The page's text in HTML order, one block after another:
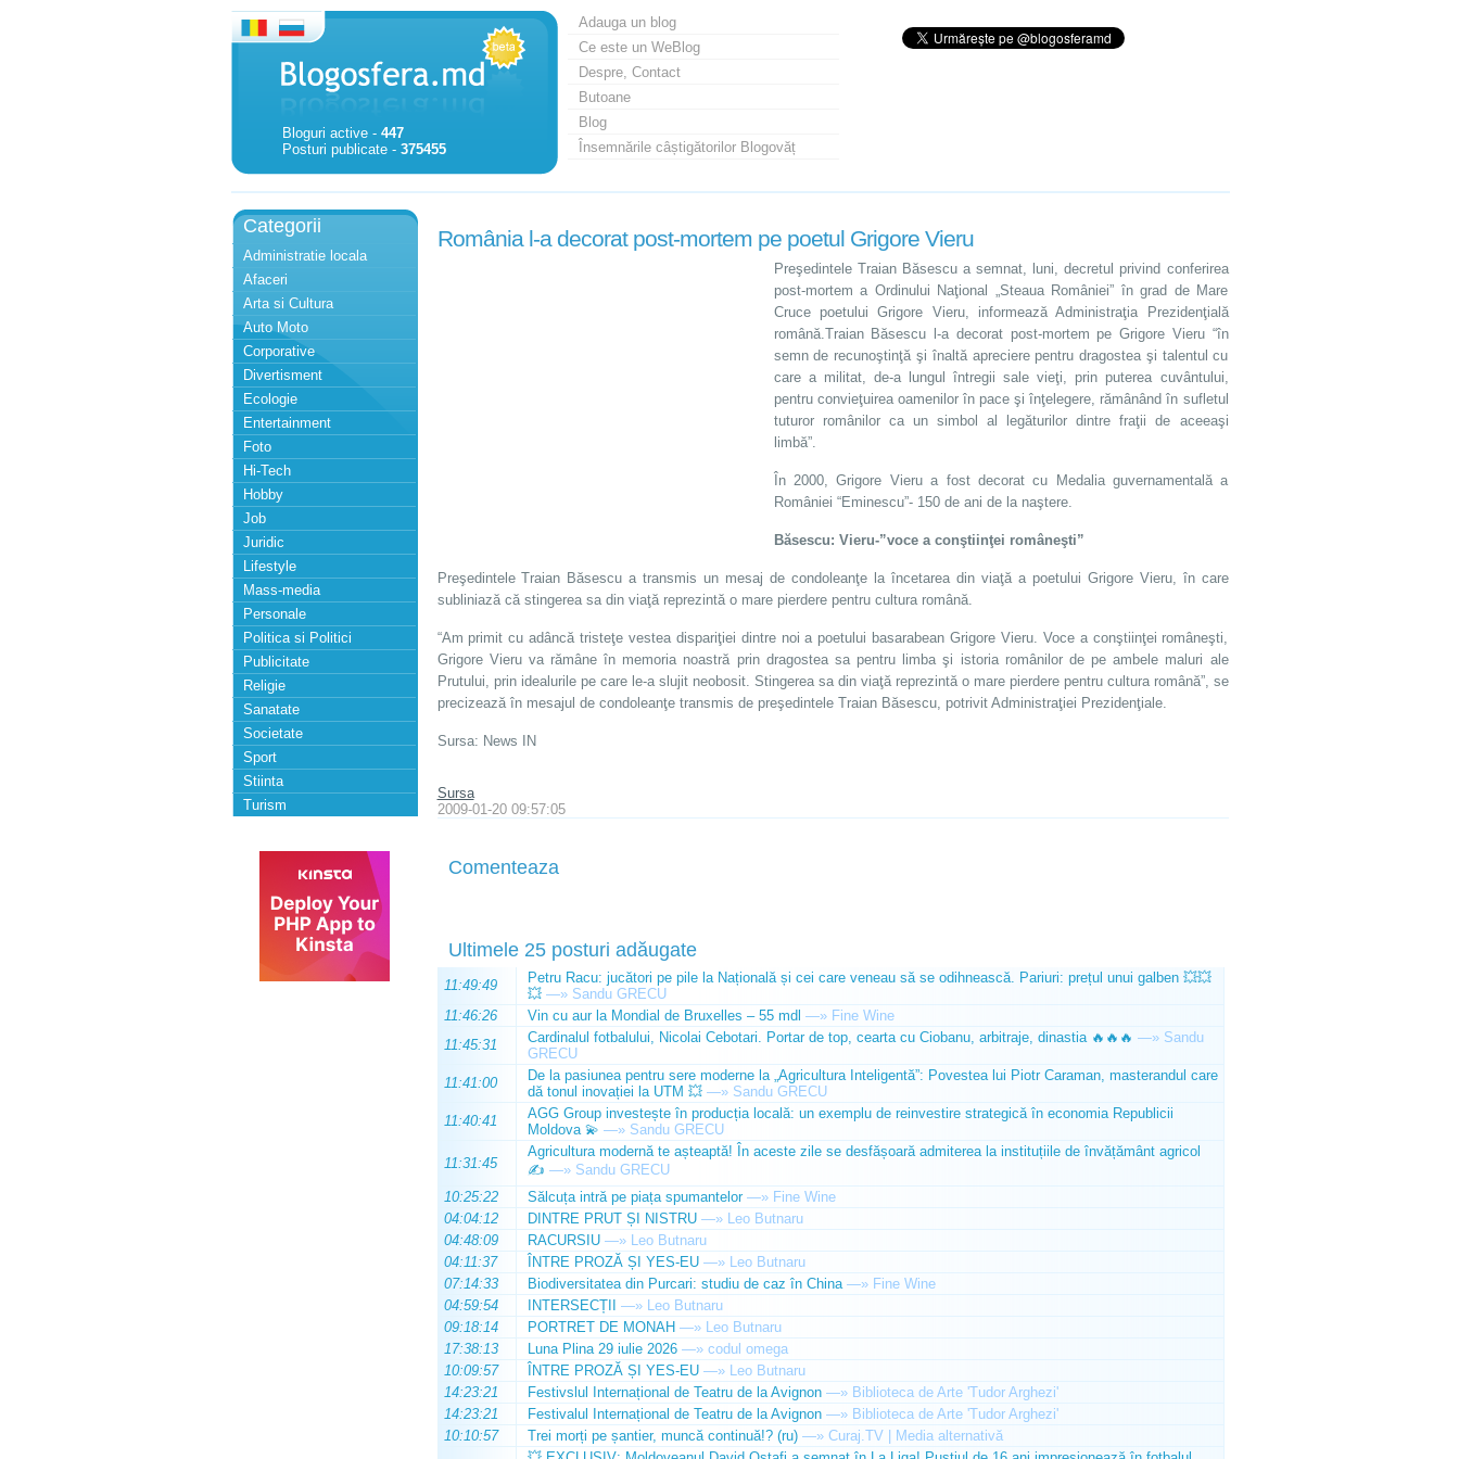
Bloguri active - 447
Posturi publicate - 375455
Adauga un blog
Ce este un WeBlog
Despre, Contact
Butoane
Blog
Însemnările câștigătorilor Blogovăț
Categorii
Administratie locala
Afaceri
Arta si Cultura
Auto Moto
Corporative
Divertisment
Ecologie
Entertainment
Foto
Hi-Tech
Hobby
Job
Juridic
Lifestyle
Mass-media
Personale
Politica si Politici
Publicitate
Religie
Sanatate
Societate
Sport
Stiinta
Turism
România l-a decorat post-mortem pe poetul Grigore Vieru
Preşedintele Traian Băsescu a semnat, luni, decretul privind conferirea
post-mortem a Ordinului Naţional „Steaua României” în grad de Mare
Cruce poetului Grigore Vieru, informează Administraţia Prezidenţială
română.Traian Băsescu l-a decorat post-mortem pe Grigore Vieru “în
semn de recunoştinţă şi înaltă apreciere pentru dragostea şi talentul cu
care a militat, de-a lungul întregii sale vieţi, prin puterea cuvântului,
pentru convieţuirea oamenilor în pace şi înţelegere, rămânând în sufletul
tuturor românilor ca un simbol al legăturilor dintre fraţii de aceeaşi
limbă”.
În 2000, Grigore Vieru a fost decorat cu Medalia guvernamentală a
României “Eminescu”- 150 de ani de la naştere.
Băsescu: Vieru-”voce a conştiinţei româneşti”
Preşedintele Traian Băsescu a transmis un mesaj de condoleanţe la încetarea din viaţă a poetului Grigore Vieru, în care
subliniază că stingerea sa din viaţă reprezintă o mare pierdere pentru cultura română.
“Am primit cu adâncă tristeţe vestea dispariţiei dintre noi a poetului basarabean Grigore Vieru. Voce a conştiinţei româneşti,
Grigore Vieru va rămâne în memoria noastră prin dragostea sa pentru limba şi istoria românilor de pe ambele maluri ale
Prutului, prin idealurile pe care le-a slujit neobosit. Stingerea sa din viaţă reprezintă o mare pierdere pentru cultura română”, se
precizează în mesajul de condoleanţe transmis de preşedintele Traian Băsescu, potrivit Administraţiei Prezidenţiale.
Sursa: News IN
Sursa
2009-01-20 09:57:05
Comenteaza
Ultimele 25 posturi adăugate
11:49:49
Petru Racu: jucători pe pile la Națională și cei care veneau să se odihnească. Pariuri: prețul unui galben 💥💥
💥 —» Sandu GRECU
11:46:26
Vin cu aur la Mondial de Bruxelles – 55 mdl —» Fine Wine
11:45:31
Cardinalul fotbalului, Nicolai Cebotari. Portar de top, cearta cu Ciobanu, arbitraje, dinastia 🔥🔥🔥 —» Sandu
GRECU
11:41:00
De la pasiunea pentru sere moderne la „Agricultura Inteligentă”: Povestea lui Piotr Caraman, masterandul care
dă tonul inovației la UTM 💥 —» Sandu GRECU
11:40:41
AGG Group investește în producția locală: un exemplu de reinvestire strategică în economia Republicii
Moldova 💫 —» Sandu GRECU
11:31:45
Agricultura modernă te așteaptă! În aceste zile se desfășoară admiterea la instituțiile de învățământ agricol
✍️ —» Sandu GRECU
10:25:22
Sălcuța intră pe piața spumantelor —» Fine Wine
04:04:12
DINTRE PRUT ȘI NISTRU —» Leo Butnaru
04:48:09
RACURSIU —» Leo Butnaru
04:11:37
ÎNTRE PROZĂ ȘI YES-EU —» Leo Butnaru
07:14:33
Biodiversitatea din Purcari: studiu de caz în China —» Fine Wine
04:59:54
INTERSECȚII —» Leo Butnaru
09:18:14
PORTRET DE MONAH —» Leo Butnaru
17:38:13
Luna Plina 29 iulie 2026 —» codul omega
10:09:57
ÎNTRE PROZĂ ȘI YES-EU —» Leo Butnaru
14:23:21
Festivslul Internațional de Teatru de la Avignon —» Biblioteca de Arte 'Tudor Arghezi'
14:23:21
Festivalul Internațional de Teatru de la Avignon —» Biblioteca de Arte 'Tudor Arghezi'
10:10:57
Trei morți pe șantier, muncă continuă!? (ru) —» Curaj.TV | Media alternativă